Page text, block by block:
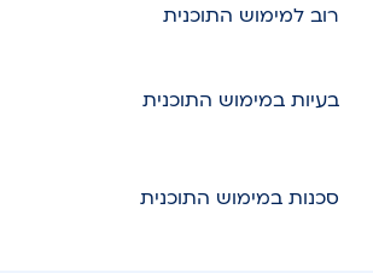
רוב למימוש התוכנית
בעיות במימוש התוכנית
סכנות במימוש התוכנית